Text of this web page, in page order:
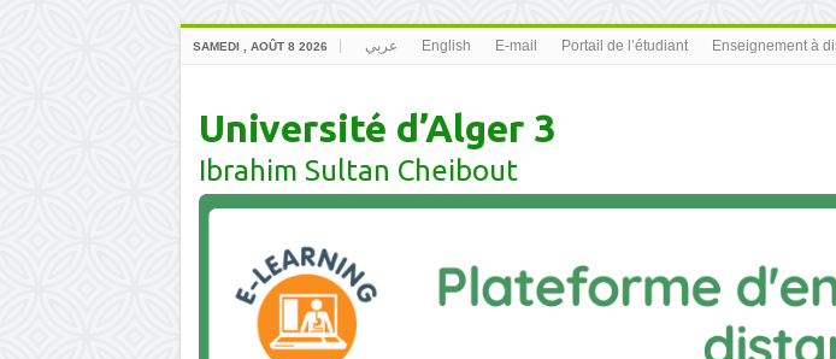
SAMEDI , AOÛT 8 2026 عربي English E-mail Portail de l’étudiant Enseignement à
Université d’Alger 3
Ibrahim Sultan Cheibout